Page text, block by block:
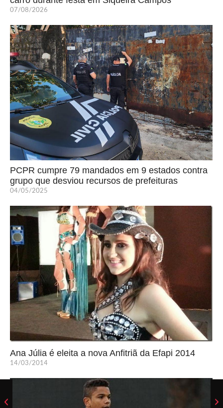
07/08/2026
PCPR cumpre 79 mandados em 9 estados contra
grupo que desviou recursos de prefeituras
04/05/2025
Ana Júlia é eleita a nova Anfitriã da Efapi 2014
14/03/2014